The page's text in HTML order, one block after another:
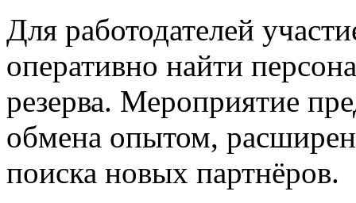
Для работодателей
оперативно найти
резерва. Мероприятие
обмена опытом,
поиска новых партнёров.